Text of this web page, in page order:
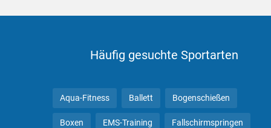
Häufig gesuchte Sportarten
Aqua-Fitness Ballett Bogenschießen
Boxen EMS-Training Fallschirmspringen